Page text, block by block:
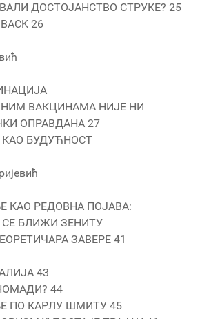
ДОСТОЈАНСТВО СТРУКЕ? 25
26
ВАКЦИНАМА НИЈЕ НИ
ОПРАВДАНА 27
КАО БУДУЋНОСТ
КАО РЕДОВНА ПОЈАВА:
БЛИЖИ ЗЕНИТУ
ЗАВЕРЕ 41
43
44
ПО КАРЛУ ШМИТУ 45